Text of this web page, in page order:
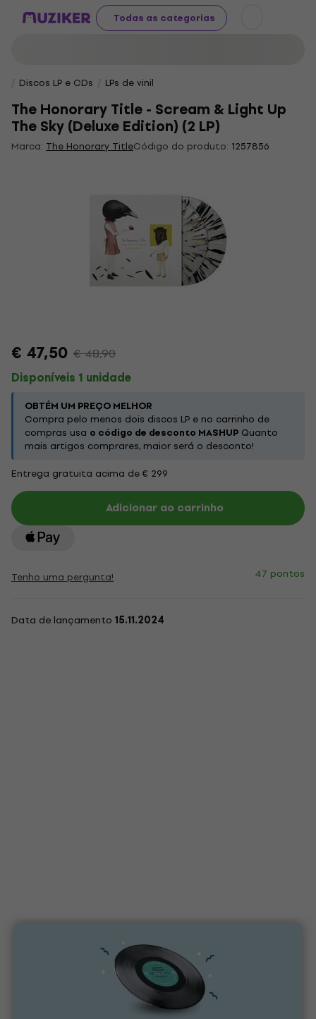
Todas as categorias
Discos LP e CDs LPs de vinil
The Honorary Title - Scream & Light Up
The Sky (Deluxe Edition) (2 LP)
Marca: The Honorary TitleCódigo do produto: 1257856
€ 47,50 € 48,90
Disponíveis 1 unidade
OBTÉM UM PREÇO MELHOR
Compra pelo menos dois discos LP e no carrinho de
compras usa o código de desconto MASHUP Quanto
mais artigos comprares, maior será o desconto!
Entrega gratuita acima de € 299
Adicionar ao carrinho
Tenho uma pergunta! 47 pontos
Data de lançamento 15.11.2024